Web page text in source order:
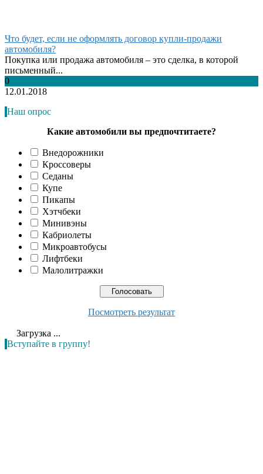
Что будет, если не оформлять договор купли-продажи
автомобиля?
Покупка или продажа автомобиля – это сделка, в которой
письменный...
0
12.01.2018
Наш опрос
Какие автомобили вы предпочтитаете?
Внедорожники
Кроссоверы
Седаны
Купе
Пикапы
Хэтчбеки
Минивэны
Кабриолеты
Микроавтобусы
Лифтбеки
Малолитражки
Посмотреть результат
Загрузка ...
Вступайте в группу!